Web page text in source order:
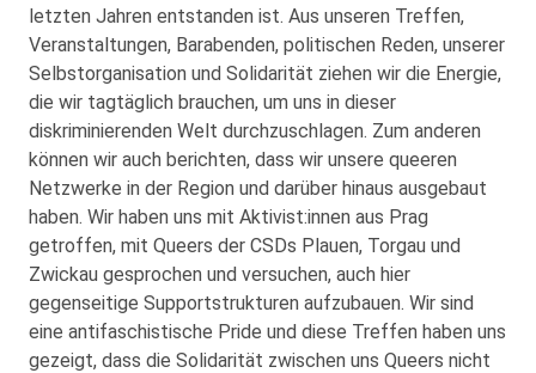
letzten Jahren entstanden ist. Aus unseren Treffen,
Veranstaltungen, Barabenden, politischen Reden, unserer
Selbstorganisation und Solidarität ziehen wir die Energie,
die wir tagtäglich brauchen, um uns in dieser
diskriminierenden Welt durchzuschlagen. Zum anderen
können wir auch berichten, dass wir unsere queeren
Netzwerke in der Region und darüber hinaus ausgebaut
haben. Wir haben uns mit Aktivist:innen aus Prag
getroffen, mit Queers der CSDs Plauen, Torgau und
Zwickau gesprochen und versuchen, auch hier
gegenseitige Supportstrukturen aufzubauen. Wir sind
eine antifaschistische Pride und diese Treffen haben uns
gezeigt, dass die Solidarität zwischen uns Queers nicht